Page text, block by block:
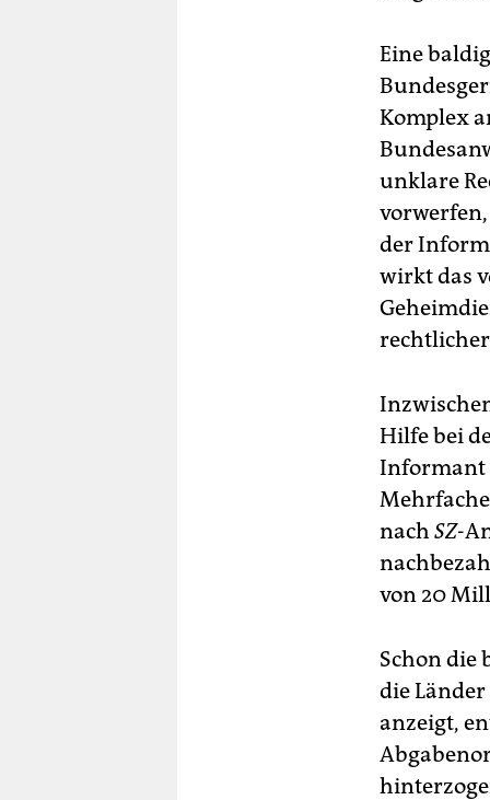
Eine
Komplex
unklare
der
wirkt das
Hilfe bei
Informant
nach SZ-
von 20
Schon die
die
anzeigt,